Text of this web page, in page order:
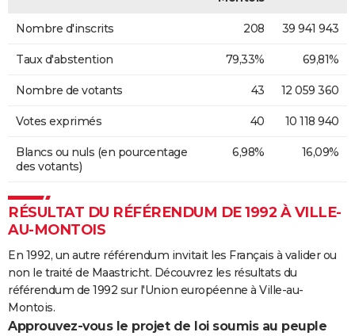
Nombre d'inscrits 208 39 941 943
Taux d'abstention 79,33% 69,81%
Nombre de votants 43 12 059 360
Votes exprimés 40 10 118 940
Blancs ou nuls (en pourcentage
des votants)
6,98% 16,09%
RÉSULTAT DU RÉFÉRENDUM DE 1992 À VILLE-
AU-MONTOIS
En 1992, un autre référendum invitait les Français à valider ou
non le traité de Maastricht. Découvrez les résultats du
référendum de 1992 sur l'Union européenne à Ville-au-
Montois.
Approuvez-vous le projet de loi soumis au peuple